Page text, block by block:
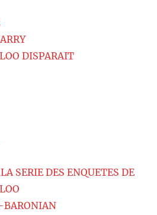
DISPARAIT
SERIE DES ENQUETES DE
BARONIAN